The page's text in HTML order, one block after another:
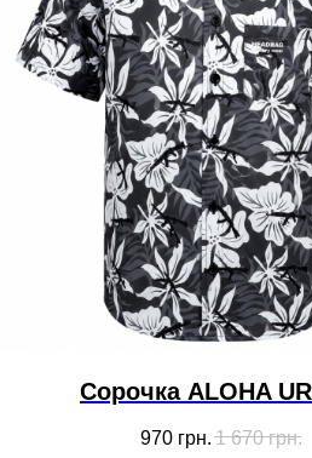
Сорочка ALOHA
970 грн. 1 670 грн.